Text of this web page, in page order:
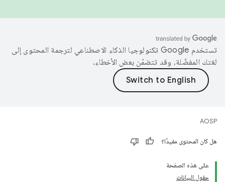
تستخدم Google تكنولوجيا الذكاء الاصطناعي لترجمة المحتوى إلى
لغتك المفضّلة، وقد تتضمّن بعض الأخطاء.
AOSP
هل كان المحتوى مفيدًا؟
على هذه الصفحة
حقول البيانات